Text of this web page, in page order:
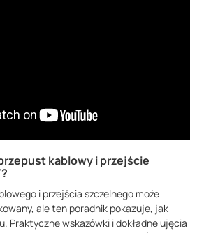
kablowy i przejście
i przejścia szczelnego może
ale ten poradnik pokazuje, jak
Praktyczne wskazówki i dokładne ujęcia